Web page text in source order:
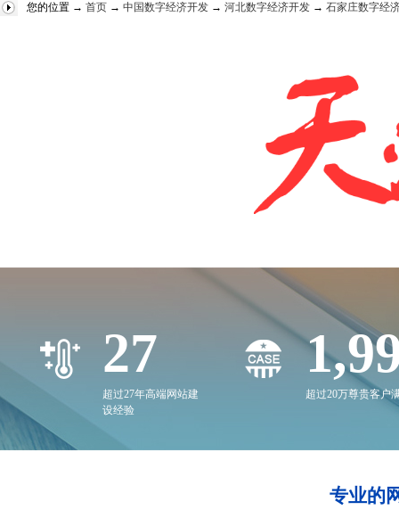
您的位置 → 首页 → 中国数字经济开发 → 河北数字经济开发 → 石家庄数字经
27
超过27年高端网站建
设经验
超过20万尊贵客户
专业的